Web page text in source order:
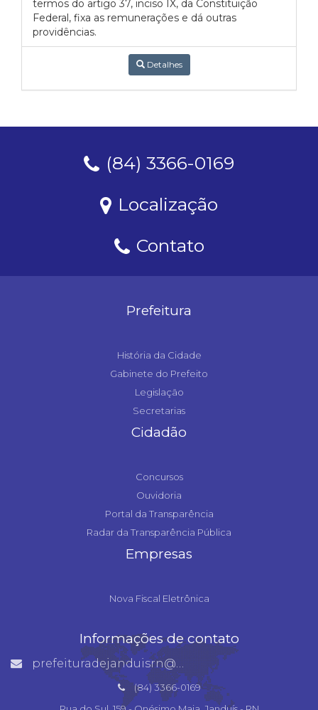
termos do artigo 37, inciso IX, da Constituição
Federal, fixa as remunerações e dá outras
providências.
Detalhes
(84) 3366-0169
Localização
Contato
Prefeitura
História da Cidade
Gabinete do Prefeito
Legislação
Secretarias
Cidadão
Concursos
Ouvidoria
Portal da Transparência
Radar da Transparência Pública
Empresas
Nova Fiscal Eletrônica
Informações de contato
prefeituradejanduisrn@gmail.com
(84) 3366-0169